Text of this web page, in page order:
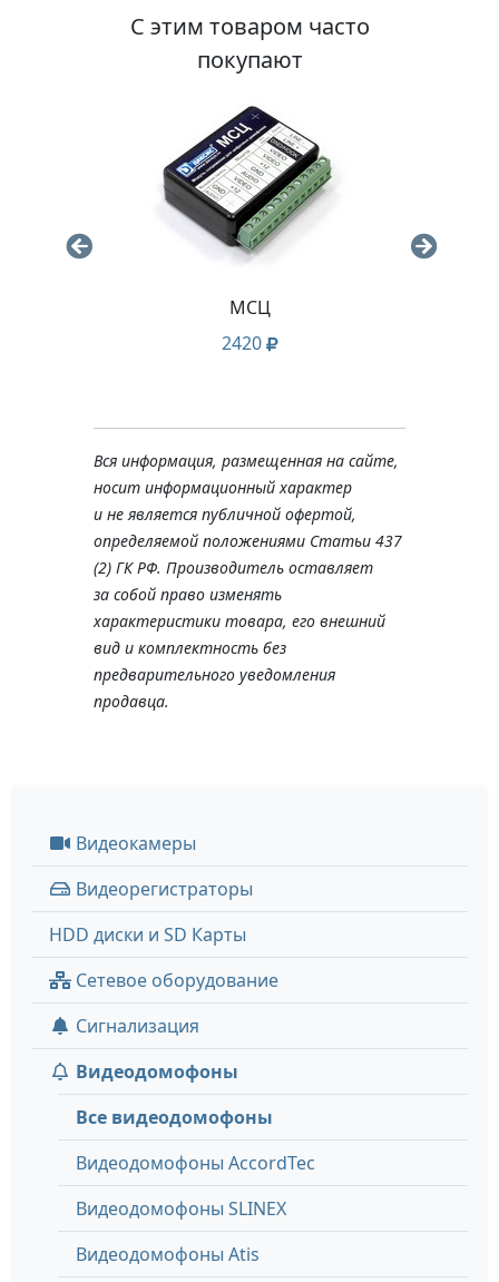
С этим товаром часто
покупают
МСЦ
2420
Вся информация, размещенная на сайте,
носит информационный характер
и не является публичной офертой,
определяемой положениями Статьи 437
(2) ГК РФ. Производитель оставляет
за собой право изменять
характеристики товара, его внешний
вид и комплектность без
предварительного уведомления
продавца.
Видеокамеры
Видеорегистраторы
HDD диски и SD Карты
Сетевое оборудование
Сигнализация
Видеодомофоны
Все видеодомофоны
Видеодомофоны AccordTec
Видеодомофоны SLINEX
Видеодомофоны Atis